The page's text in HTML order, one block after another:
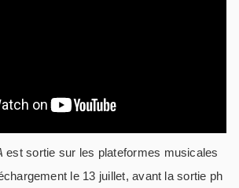
est sortie sur les plateformes musicales
le 13 juillet, avant la sortie ph